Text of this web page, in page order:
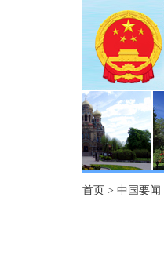
首页 > 中国要闻